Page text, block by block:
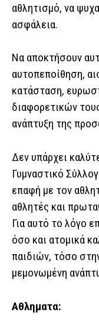
αθλητισμό, να
ασφάλεια.
Να αποκτήσουν
αυτοπεποίθηση,
κατάσταση,
διαφορετικών
ανάπτυξη της
Δεν υπάρχει
Γυμναστικό
επαφή με τον
αθλητές και
Για αυτό το λόγο
όσο και ατομικά
παιδιών, τόσο
μεμονωμένη
Αθληματα: